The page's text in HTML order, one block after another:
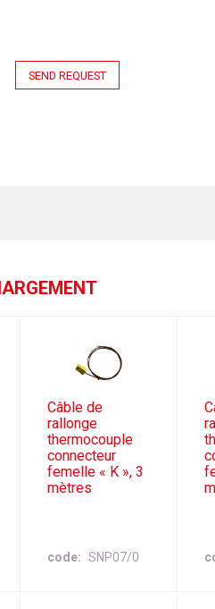
SEND REQUEST
Câble de
rallonge
thermocouple
connecteur
femelle « K », 3
mètres
code SNP07/0